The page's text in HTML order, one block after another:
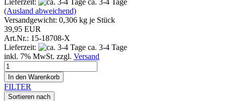
(Ausland abweichend)
Versandgewicht: 0,306 kg je Stück
39,95 EUR
Art.Nr.: 15-18708-X
Lieferzeit:
ca. 3-4 Tage
inkl. 7% MwSt. zzgl. Versand
In den Warenkorb
FILTER
Sortieren nach